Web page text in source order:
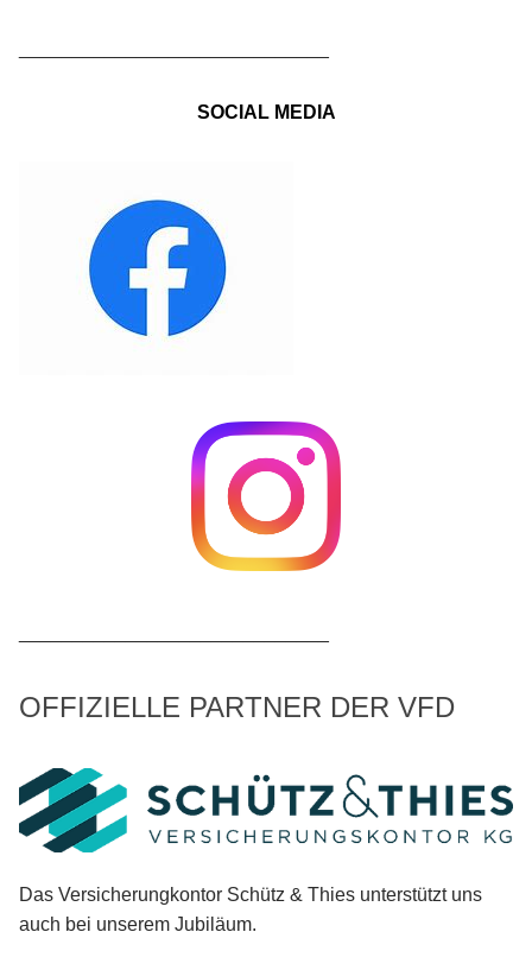
SOCIAL MEDIA
OFFIZIELLE PARTNER DER VFD
Das Versicherungkontor Schütz & Thies unterstützt uns
auch bei unserem Jubiläum.